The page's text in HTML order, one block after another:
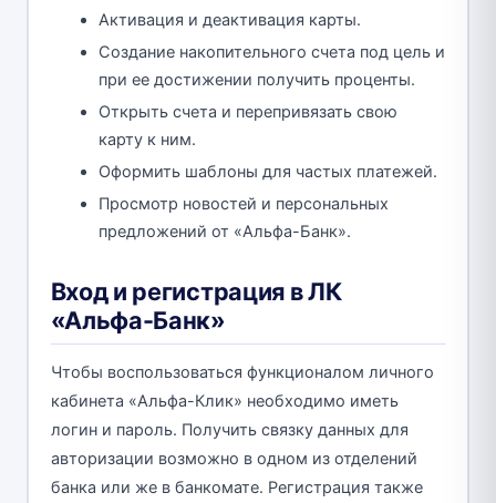
Активация и деактивация карты.
Создание накопительного счета под цель и
при ее достижении получить проценты.
Открыть счета и перепривязать свою
карту к ним.
Оформить шаблоны для частых платежей.
Просмотр новостей и персональных
предложений от «Альфа-Банк».
Вход и регистрация в ЛК
«Альфа-Банк»
Чтобы воспользоваться функционалом личного
кабинета «Альфа-Клик» необходимо иметь
логин и пароль. Получить связку данных для
авторизации возможно в одном из отделений
банка или же в банкомате. Регистрация также